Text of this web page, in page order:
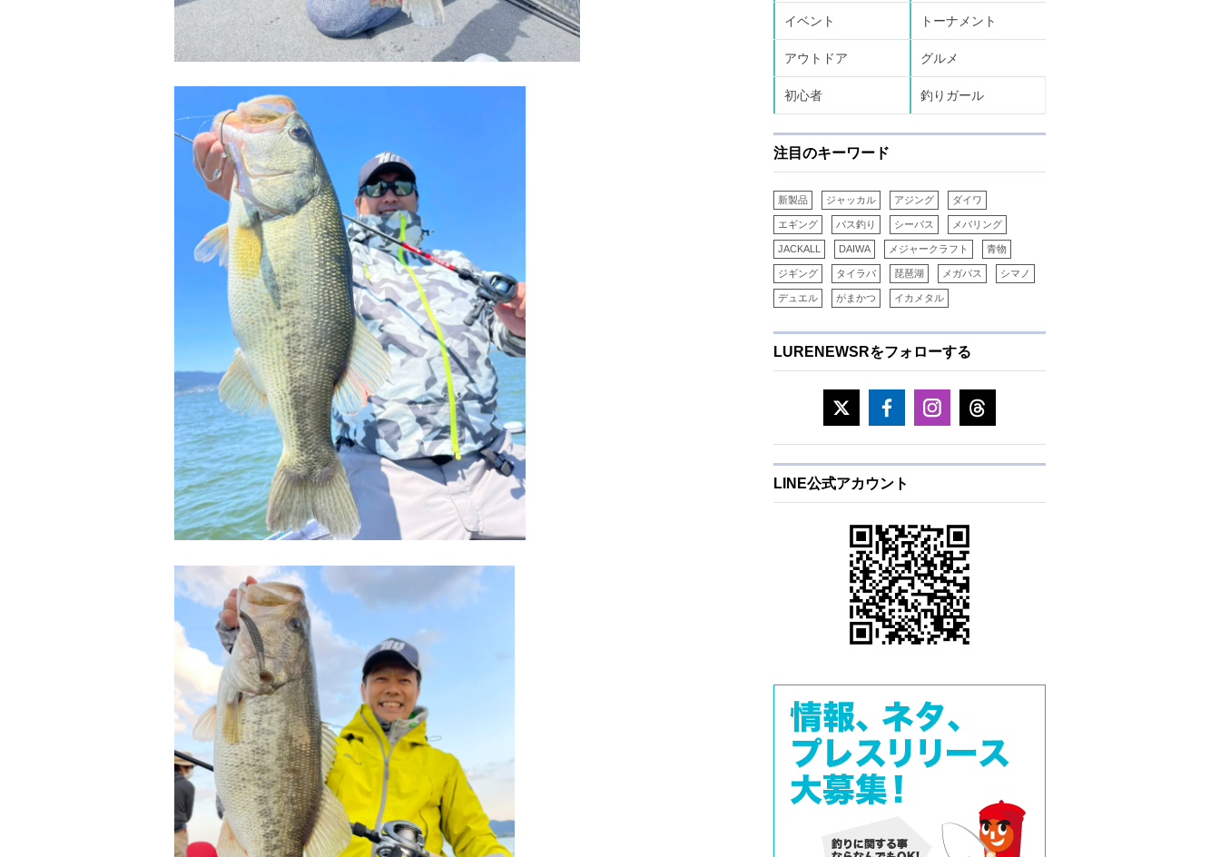
イベント トーナメント
アウトドア グルメ
初心者 釣りガール
注目のキーワード
新製品 ジャッカル アジング ダイワ
エギング バス釣り シーバス メバリング
JACKALL DAIWA メジャークラフト 青物
ジギング タイラバ 琵琶湖 メガバス シマノ
デュエル がまかつ イカメタル
LURENEWSRをフォローする
LINE公式アカウント